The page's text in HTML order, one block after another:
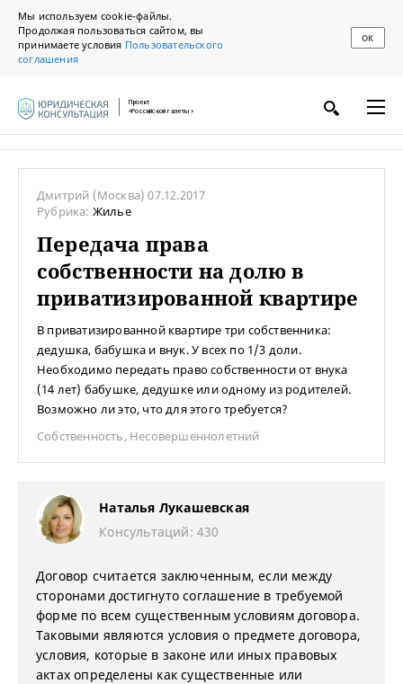
Мы используем cookie-файлы.
Продолжая пользоваться сайтом, вы
принимаете условия Пользовательского
соглашения
ОК
Проект
«Российской газеты»
Дмитрий (Москва)07.12.2017
Рубрика: Жилье
Передача права
собственности на долю в
приватизированной квартире
В приватизированной квартире три собственника:
дедушка, бабушка и внук. У всех по 1/3 доли.
Необходимо передать право собственности от внука
(14 лет) бабушке, дедушке или одному из родителей.
Возможно ли это, что для этого требуется?
Собственность, Несовершеннолетний
Наталья Лукашевская
Консультаций: 430
Договор считается заключенным, если между
сторонами достигнуто соглашение в требуемой
форме по всем существенным условиям договора.
Таковыми являются условия о предмете договора,
условия, которые в законе или иных правовых
актах определены как существенные или